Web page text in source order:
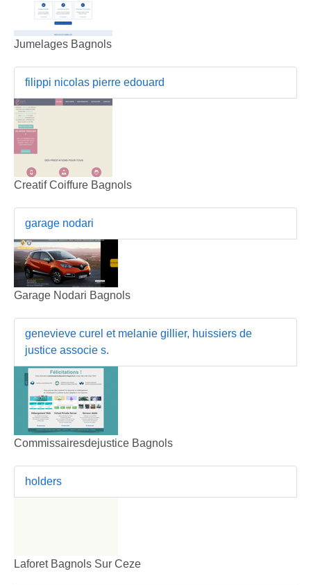
Jumelages Bagnols
filippi nicolas pierre edouard
Creatif Coiffure Bagnols
garage nodari
Garage Nodari Bagnols
genevieve curel et melanie gillier, huissiers de
justice associe s.
Commissairesdejustice Bagnols
holders
Laforet Bagnols Sur Ceze